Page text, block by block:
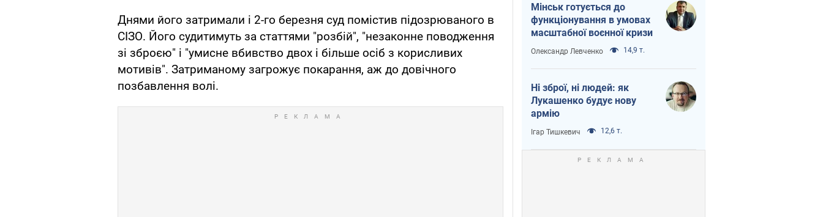
Днями його затримали і 2-го березня суд помістив підозрюваного в
СІЗО. Його судитимуть за статтями "розбій", "незаконне поводження
зі зброєю" і "умисне вбивство двох і більше осіб з корисливих
мотивів". Затриманому загрожує покарання, аж до довічного
позбавлення волі.
Мінськ готується до
функціонування в умовах
масштабної воєнної кризи
Олександр Левченко 14,9 т.
Ні зброї, ні людей: як
Лукашенко будує нову
армію
Ігар Тишкевич 12,6 т.